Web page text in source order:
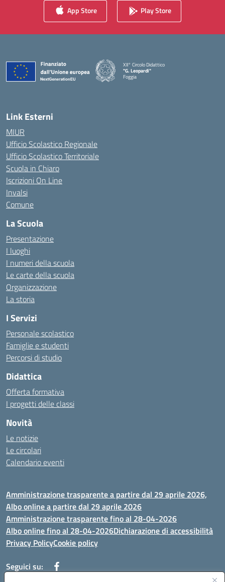
App Store Play Store
XII° Circolo Didattico
"G. Leopardi"
Foggia
— Visita la pagina iniziale della scuola
Link Esterni
MIUR
Ufficio Scolastico Regionale
Ufficio Scolastico Territoriale
Scuola in Chiaro
Iscrizioni On Line
Invalsi
Comune
La Scuola
Presentazione
I luoghi
I numeri della scuola
Le carte della scuola
Organizzazione
La storia
I Servizi
Personale scolastico
Famiglie e studenti
Percorsi di studio
Didattica
Offerta formativa
I progetti delle classi
Novità
Le notizie
Le circolari
Calendario eventi
Amministrazione trasparente a partire dal 29 aprile 2026,
Albo online a partire dal 29 aprile 2026
Amministrazione trasparente fino al 28-04-2026
Albo online fino al 28-04-2026Dichiarazione di accessibilità
Privacy PolicyCookie policy
Seguici su: